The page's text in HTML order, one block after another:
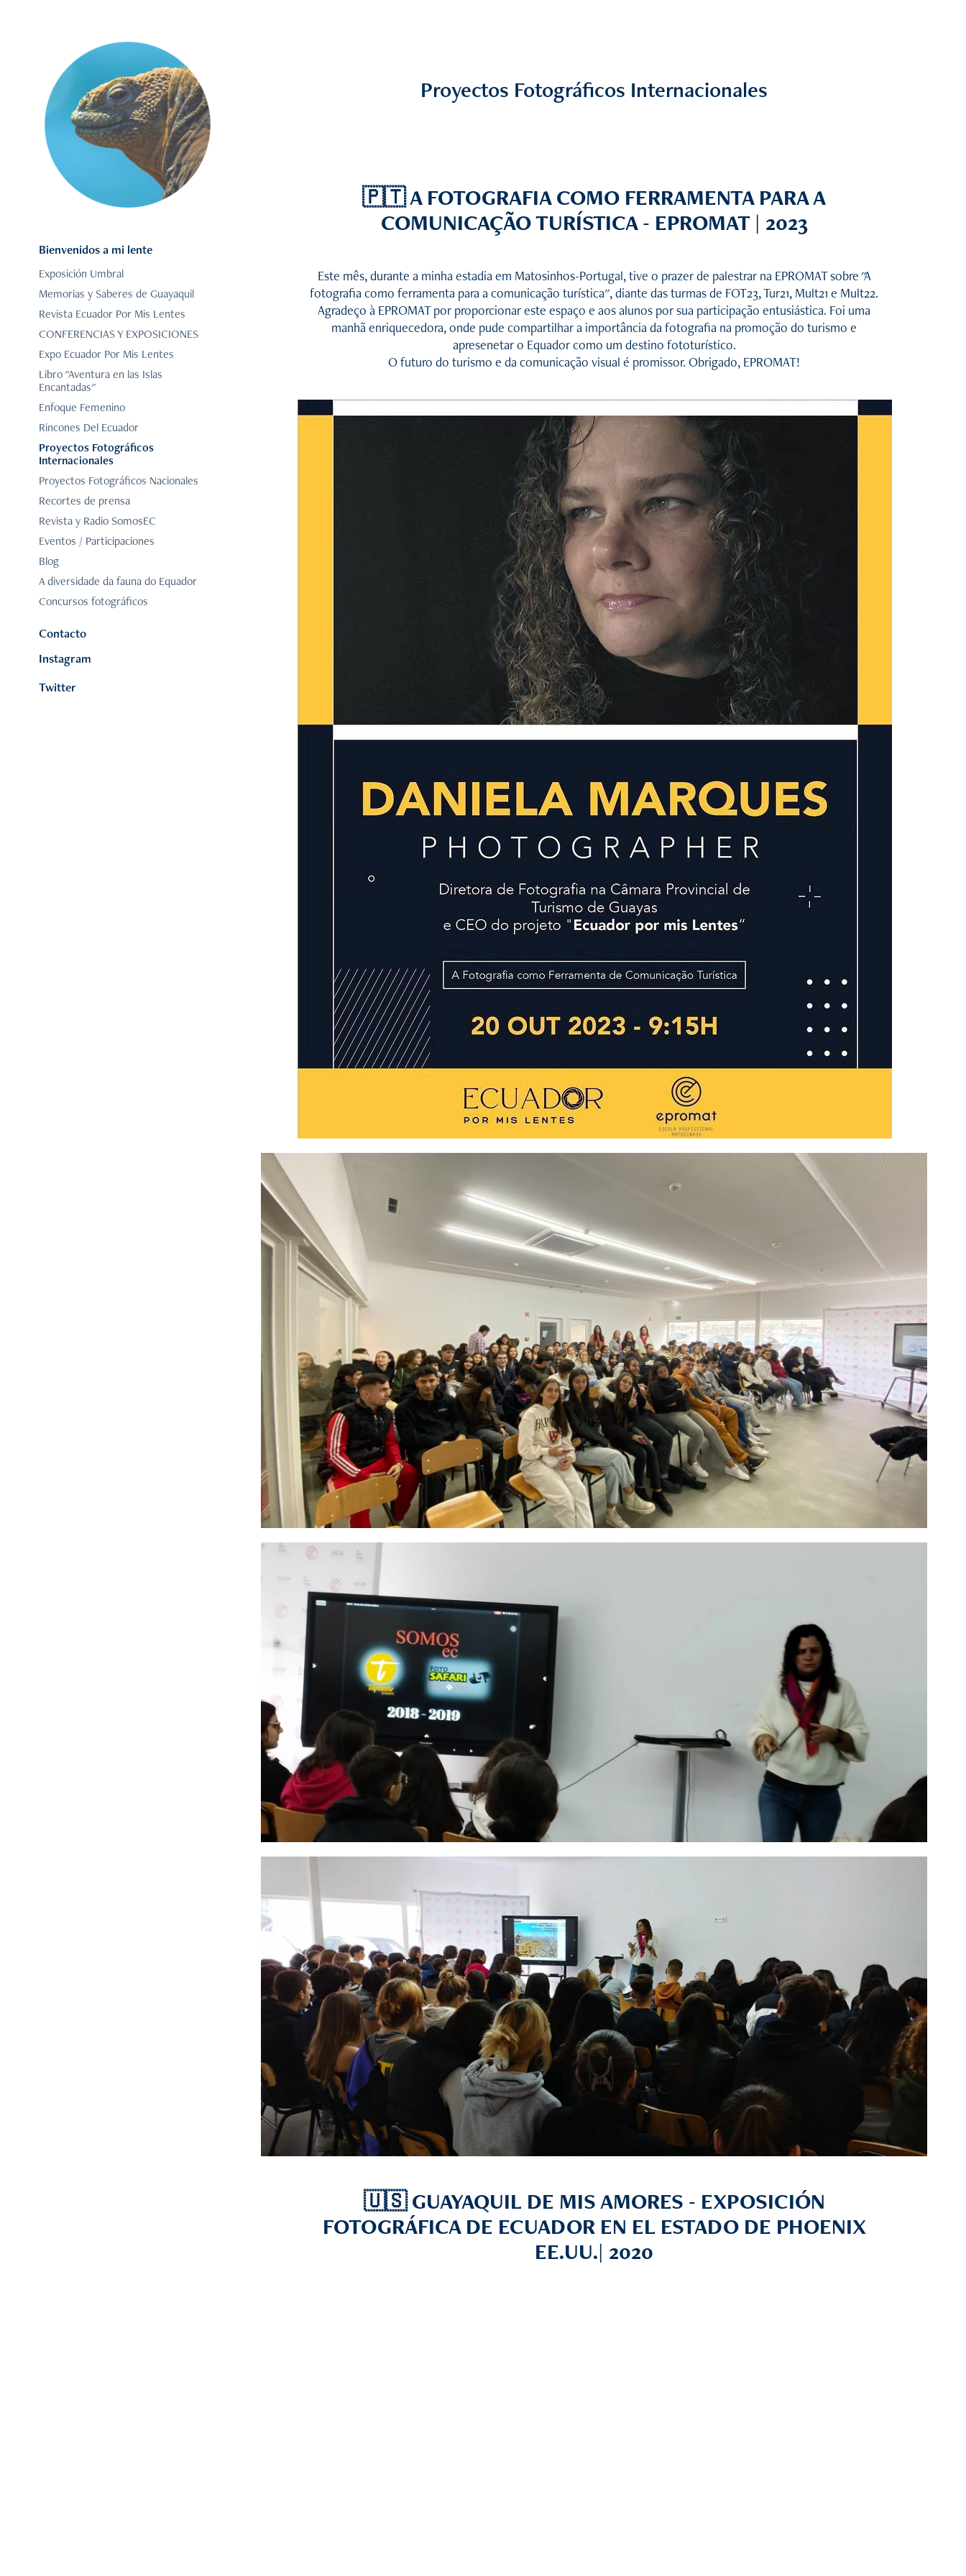
Bienvenidos a mi lente
Exposición Umbral
Memorias y Saberes de Guayaquil
Revista Ecuador Por Mis Lentes
CONFERENCIAS Y EXPOSICIONES
Expo Ecuador Por Mis Lentes
Libro "Aventura en las Islas
Encantadas"
Enfoque Femenino
Rincones Del Ecuador
Proyectos Fotográficos
Internacionales
Proyectos Fotográficos Nacionales
Recortes de prensa
Revista y Radio SomosEC
Eventos / Participaciones
Blog
A diversidade da fauna do Equador
Concursos fotográficos
Contacto
Instagram
Twitter
Proyectos Fotográficos Internacionales
🇵🇹 A FOTOGRAFIA COMO FERRAMENTA PARA A
COMUNICAÇÃO TURÍSTICA- EPROMAT | 2023
Este mês, durante a minha estadia em Matosinhos-Portugal, tive o prazer de palestrar na EPROMAT sobre "A
fotografia como ferramenta para a comunicação turística", diante das turmas de FOT23, Tur21, Mult21 e Mult22.
Agradeço à EPROMAT por proporcionar este espaço e aos alunos por sua participação entusiástica. Foi uma
manhã enriquecedora, onde pude compartilhar a importância da fotografia na promoção do turismo e
apresenetar o Equador como um destino fototurístico.
O futuro do turismo e da comunicação visual é promissor. Obrigado, EPROMAT!
🇺🇸GUAYAQUIL DE MIS AMORES - EXPOSICIÓN
FOTOGRÁFICA DE ECUADOR EN EL ESTADO DE PHOENIX
EE.UU.| 2020